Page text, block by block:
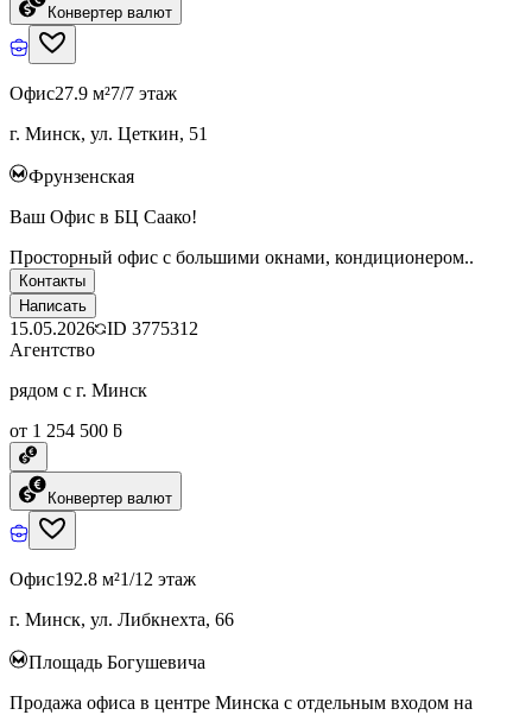
Конвертер валют
Офис27.9 м²7/7 этаж
г. Минск, ул. Цеткин, 51
Фрунзенская
Ваш Офис в БЦ Саако!
Просторный офис с большими окнами, кондиционером..
Контакты
Написать
15.05.2026 ID 3775312
Агентство
рядом с г. Минск
от 1 254 500 ƃ
Конвертер валют
Офис192.8 м²1/12 этаж
г. Минск, ул. Либкнехта, 66
Площадь Богушевича
Продажа офиса в центре Минска с отдельным входом на